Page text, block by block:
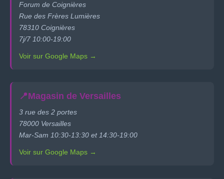
Forum de Coignières
Rue des Frères Lumières
78310 Coignières
7j/7 10:00-19:00
Voir sur Google Maps →
📍Magasin de Versailles
3 rue des 2 portes
78000 Versailles
Mar-Sam 10:30-13:30 et 14:30-19:00
Voir sur Google Maps →